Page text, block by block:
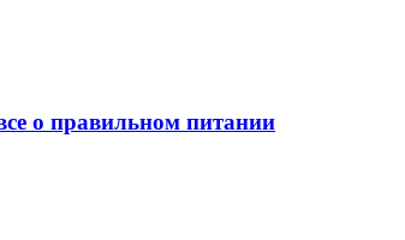
о правильном питании